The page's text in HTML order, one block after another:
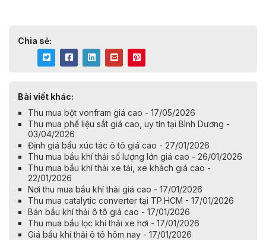
Chia sẻ:
Bài viết khác:
Thu mua bột vonfram giá cao - 17/05/2026
Thu mua phế liệu sắt giá cao, uy tín tại Bình Dương -
03/04/2026
Định giá bầu xúc tác ô tô giá cao - 27/01/2026
Thu mua bầu khí thải số lượng lớn giá cao - 26/01/2026
Thu mua bầu khí thải xe tải, xe khách giá cao -
22/01/2026
Nơi thu mua bầu khí thải giá cao - 17/01/2026
Thu mua catalytic converter tại TP.HCM - 17/01/2026
Bán bầu khí thải ô tô giá cao - 17/01/2026
Thu mua bầu lọc khí thải xe hơi - 17/01/2026
Giá bầu khí thải ô tô hôm nay - 17/01/2026